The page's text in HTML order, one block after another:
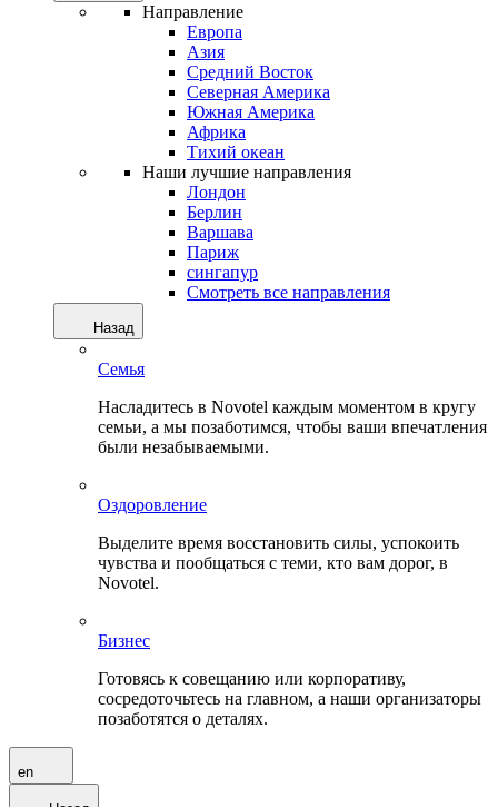
Направление
Европа
Азия
Средний Восток
Северная Америка
Южная Америка
Африка
Тихий океан
Наши лучшие направления
Лондон
Берлин
Варшава
Париж
сингапур
Смотреть все направления
Назад
Семья
Насладитесь в Novotel каждым моментом в кругу
семьи, а мы позаботимся, чтобы ваши впечатления
были незабываемыми.
Оздоровление
Выделите время восстановить силы, успокоить
чувства и пообщаться с теми, кто вам дорог, в
Novotel.
Бизнес
Готовясь к совещанию или корпоративу,
сосредоточьтесь на главном, а наши организаторы
позаботятся о деталях.
en